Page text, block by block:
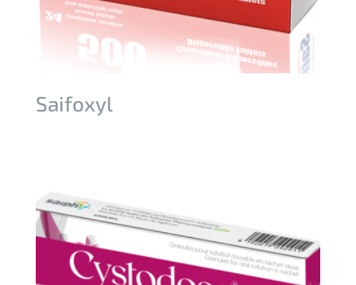
Saifoxyl